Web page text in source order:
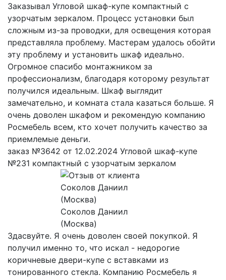
Заказывал Угловой шкаф-купе компактный с
узорчатым зеркалом. Процесс установки был
сложным из-за проводки, для освещения которая
представляла проблему. Мастерам удалось обойти
эту проблему и установить шкаф идеально.
Огромное спасибо монтажником за
профессионализм, благодаря которому результат
получился идеальным. Шкаф выглядит
замечательно, и комната стала казаться больше. Я
очень доволен шкафом и рекомендую компанию
Росмебель всем, кто хочет получить качество за
приемлемые деньги.
заказ №3642 от 12.02.2024 Угловой шкаф-купе
№231 компактный с узорчатым зеркалом
Соколов Даниил
(Москва)
Здасвуйте. Я очень доволен своей покупкой. Я
получил именно то, что искал - недорогие
коричневые двери-купе с вставками из
тонированного стекла. Компанию Росмебель я